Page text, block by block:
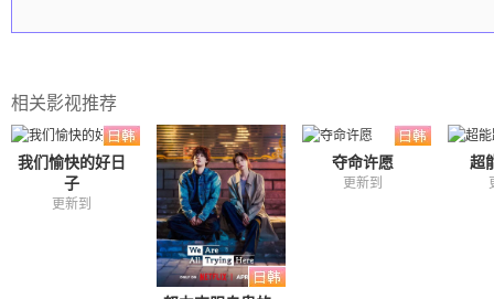
相关影视推荐
我们愉快的好日
子
更新到
夺命许愿
更新到
超